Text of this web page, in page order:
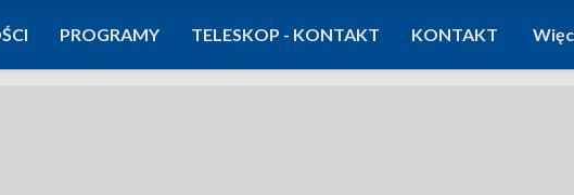
PROGRAMY TELESKOP - KONTAKT KONTAKT